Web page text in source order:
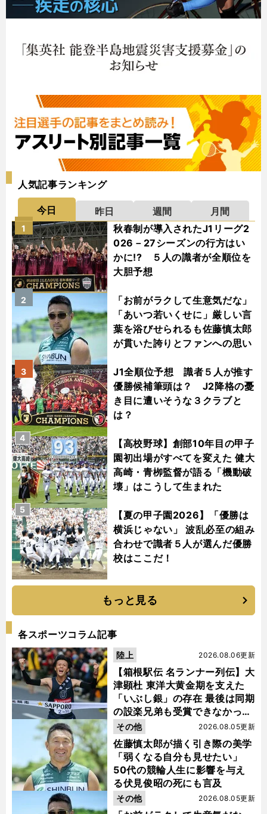
人気記事ランキング
今日 昨日 週間
月間
秋春制が導入されたJ1リーグ2
026－27シーズンの行方はい
かに!? ５人の識者が全順位を
大胆予想
1
「お前がラクして生意気だな」
「あいつ若いくせに」厳しい言
葉を浴びせられるも佐藤慎太郎
が貫いた誇りとファンへの思い
2
J1全順位予想 識者５人が推す
優勝候補筆頭は？ J2降格の憂
き目に遭いそうな３クラブと
は？
3
【高校野球】創部10年目の甲子
園初出場がすべてを変えた 健大
高崎・青栁監督が語る「機動破
壊」はこうして生まれた
4
【夏の甲子園2026】「優勝は
横浜じゃない」 波乱必至の組み
合わせで識者５人が選んだ優勝
校はここだ！
5
もっと見る
各スポーツコラム記事
【箱根駅伝 名ランナー列伝】大
津顕杜 東洋大黄金期を支えた
「いぶし銀」の存在 最後は同期
の設楽兄弟も受賞できなかった
金栗杯に輝く
2026.08.06更新
陸上
佐藤慎太郎が描く引き際の美学
「弱くなる自分も見せたい」
50代の競輪人生に影響を与え
る伏見俊昭の死にも言及
2026.08.05更新
その他
2026.08.05更新
その他